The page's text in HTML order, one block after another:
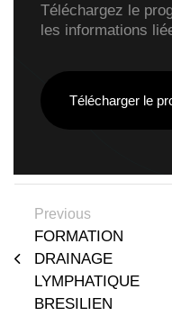
Téléchargez le
les informations
Télécharger le
Previous
FORMATION
DRAINAGE
LYMPHATIQUE
BRESILIEN